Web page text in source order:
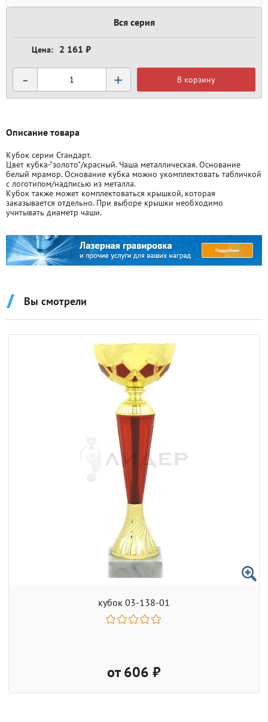
Вся серия
2 161 ₽
- + В корзину
Описание товара
Кубок серии Стандарт.
Цвет кубка-"золото"/красный. Чаша металлическая. Основание
белый мрамор. Основание кубка можно укомплектовать табличкой
с логотипом/надписью из металла.
Кубок также может комплектоваться крышкой, которая
заказывается отдельно. При выборе крышки необходимо
учитывать диаметр чаши.
Вы смотрели
кубок 03-138-01
от 606 ₽